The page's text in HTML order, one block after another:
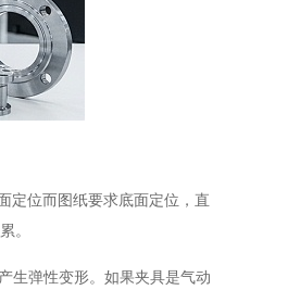
定位而图纸要求底面定位，直
。
生弹性变形。如果夹具是气动